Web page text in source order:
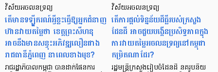
វិស័យអចលនទ្រព្យ
តើមានទឡ្ហីករណ៍អ្វីខ្លះធ្វើឱ្យអ្នកជំនាញ
ហ៊ានវាយតម្លៃថា ខេត្តព្រះសីហនុ
អាចនឹងមានសន្ទុះអភិវឌ្ឍលឿនជាង
រាជធានីភ្នំពេញ នាពេលខាងមុខ?
រាជរដ្ឋាភិបាលកម្ពុជា បានដាក់ផែនការ
វិស័យអចលនទ្រព្យ
តើការផ្តល់ទិន្នន័យដីធ្លីរបស់ក្រសួង
ដែនដី អាចជួយបង្កើនប្រសិទ្ធភាពក្នុង
ការវាយតម្លៃអចលនទ្រព្យនៅកម្ពុជា
កម្រិតណាដែរ?
រដ្ឋមន្រ្តីក្រសួងរៀបចំដែនដី នគរូបនីយ